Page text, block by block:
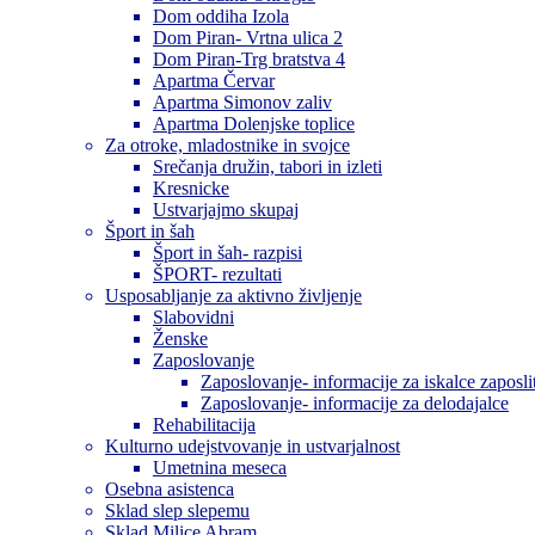
Dom oddiha Izola
Dom Piran- Vrtna ulica 2
Dom Piran-Trg bratstva 4
Apartma Červar
Apartma Simonov zaliv
Apartma Dolenjske toplice
Za otroke, mladostnike in svojce
Srečanja družin, tabori in izleti
Kresnicke
Ustvarjajmo skupaj
Šport in šah
Šport in šah- razpisi
ŠPORT- rezultati
Usposabljanje za aktivno življenje
Slabovidni
Ženske
Zaposlovanje
Zaposlovanje- informacije za iskalce
Zaposlovanje- informacije za delodajalce
Rehabilitacija
Kulturno udejstvovanje in ustvarjalnost
Umetnina meseca
Osebna asistenca
Sklad slep slepemu